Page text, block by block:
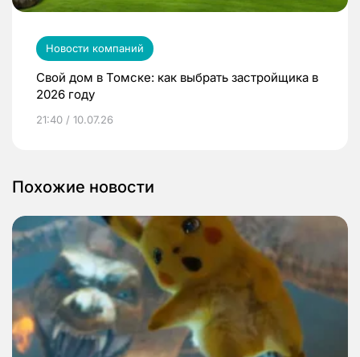
Новости компаний
Свой дом в Томске: как выбрать застройщика в
2026 году
21:40 / 10.07.26
Похожие новости